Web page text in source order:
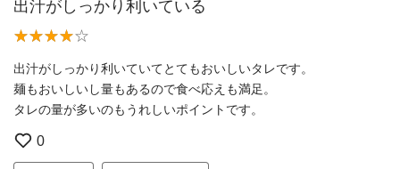
出汁がしっかり利いている
出汁がしっかり利いていてとてもおいしいタレです。
麺もおいしいし量もあるので食べ応えも満足。
タレの量が多いのもうれしいポイントです。
0